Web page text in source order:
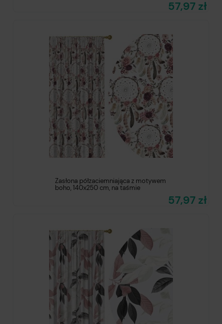
57,97 zł
Zasłona półzaciemniająca z motywem
boho, 140x250 cm, na taśmie
57,97 zł